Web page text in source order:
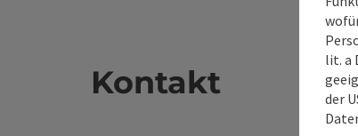
Kontakt
lit. a
der